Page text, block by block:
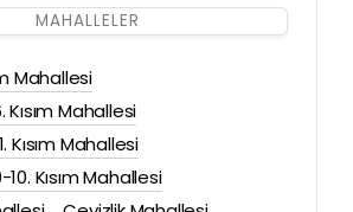
MAHALLELER
Mahallesi
Mahallesi
Mahallesi
Kısım Mahallesi